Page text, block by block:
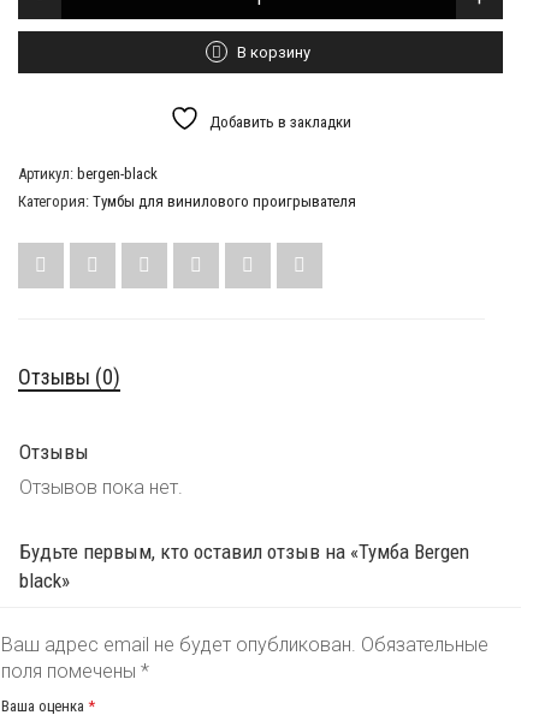
Тумба
black
В корзину
Добавить в закладки
Артикул: bergen-black
Категория: Тумбы для винилового проигрывателя
Отзывы (0)
Отзывы
Отзывов пока нет.
Будьте первым, кто оставил отзыв на «Тумба Bergen
black»
Ваш адрес email не будет опубликован. Обязательные
поля помечены *
Ваша оценка *